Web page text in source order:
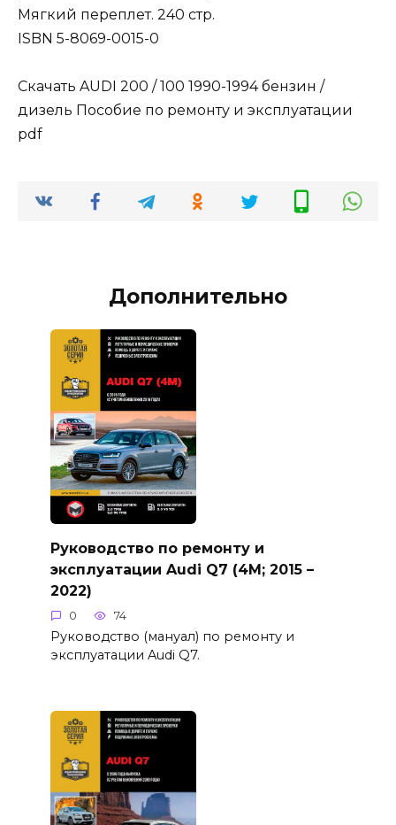
Мягкий переплет. 240 стр.
ISBN 5-8069-0015-0
Скачать AUDI 200 / 100 1990-1994 бензин /
дизель Пособие по ремонту и эксплуатации
pdf
Дополнительно
Руководство по ремонту и
эксплуатации Audi Q7 (4M; 2015 –
2022)
0 74
Руководство (мануал) по ремонту и
эксплуатации Audi Q7.